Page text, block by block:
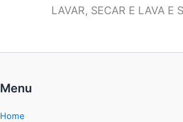
LAVAR, SECAR E LAVA E
Menu
Home